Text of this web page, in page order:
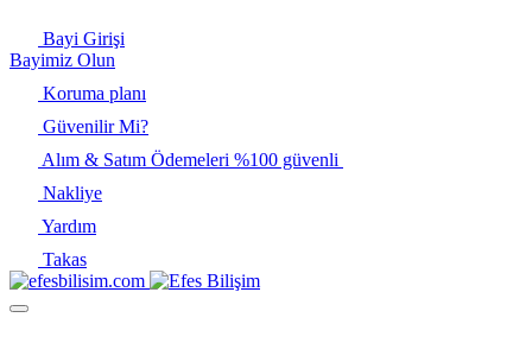
Bayi Girişi
Bayimiz Olun
Koruma planı
Güvenilir Mi?
Alım & Satım Ödemeleri %100 güvenli
Nakliye
Yardım
Takas